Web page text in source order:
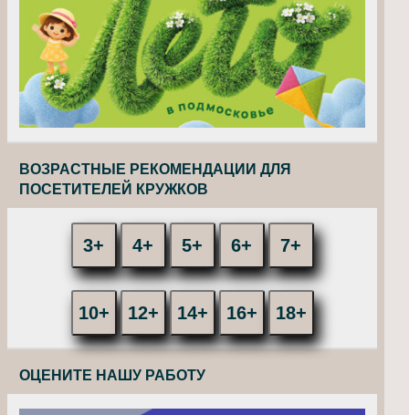
ВОЗРАСТНЫЕ РЕКОМЕНДАЦИИ ДЛЯ
ПОСЕТИТЕЛЕЙ КРУЖКОВ
3+ 4+ 5+ 6+ 7+
10+ 12+ 14+ 16+ 18+
ОЦЕНИТЕ НАШУ РАБОТУ